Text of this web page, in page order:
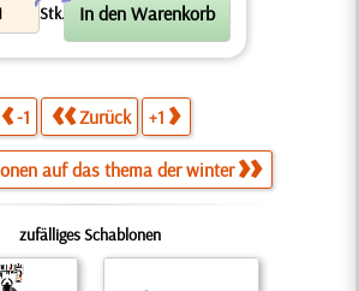
Stk.
X
-1 Zurück +1
auf das thema der winter
zufälliges Schablonen